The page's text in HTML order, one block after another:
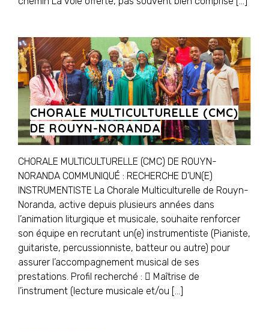
CHORALE MULTICULTURELLE (CMC)
DE ROUYN-NORANDA
CHORALE MULTICULTURELLE (CMC) DE ROUYN-
NORANDA COMMUNIQUÉ : RECHERCHE D’UN(E)
INSTRUMENTISTE La Chorale Multiculturelle de Rouyn-
Noranda, active depuis plusieurs années dans
l’animation liturgique et musicale, souhaite renforcer
son équipe en recrutant un(e) instrumentiste (Pianiste,
guitariste, percussionniste, batteur ou autre) pour
assurer l’accompagnement musical de ses
prestations. Profil recherché :  Maîtrise de
l’instrument (lecture musicale et/ou […]